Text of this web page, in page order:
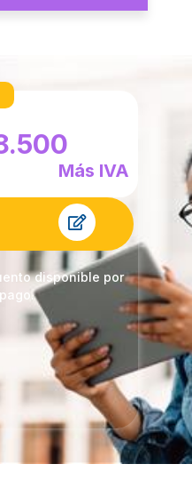
Más IVA
disponible por